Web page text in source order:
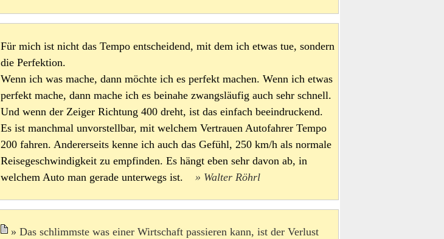
Für mich ist nicht das Tempo entscheidend, mit dem ich etwas tue, sondern
die Perfektion.
Wenn ich was mache, dann möchte ich es perfekt machen. Wenn ich etwas
perfekt mache, dann mache ich es beinahe zwangsläufig auch sehr schnell.
Und wenn der Zeiger Richtung 400 dreht, ist das einfach beeindruckend.
Es ist manchmal unvorstellbar, mit welchem Vertrauen Autofahrer Tempo
200 fahren. Andererseits kenne ich auch das Gefühl, 250 km/h als normale
Reisegeschwindigkeit zu empfinden. Es hängt eben sehr davon ab, in
welchem Auto man gerade unterwegs ist.
Walter Röhrl
Das schlimmste was einer Wirtschaft passieren kann, ist der Verlust